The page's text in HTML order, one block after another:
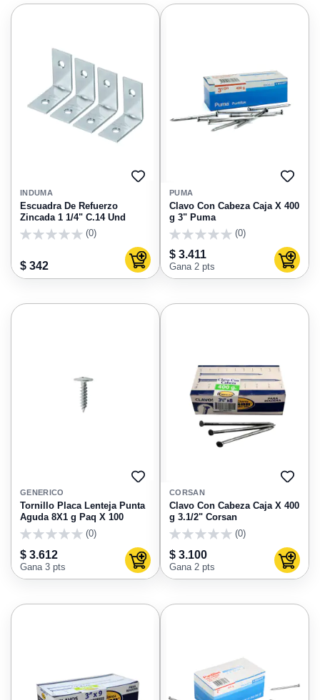
AGREGAR
FAVORITOS
INDUMA
Escuadra De Refuerzo
Zincada 1 1/4" C.14 Und
(0)
$ 342 Agregar al carrito
PUMA
Clavo Con Cabeza Caja X 400
g 3" Puma
(0)
$ 3.411
Gana 2 pts
AGREGAR
FAVORITOS
GENERICO
Tornillo Placa Lenteja Punta
Aguda 8X1 g Paq X 100
(0)
$ 3.612
Gana 3 pts Agregar al carrito
CORSAN
Clavo Con Cabeza Caja X 400
g 3.1/2" Corsan
(0)
$ 3.100
Gana 2 pts